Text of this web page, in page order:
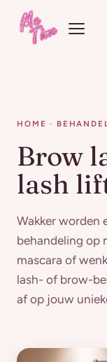
HOME ·
Brow
lash
Wakker worden
behandeling op
mascara of
lash- of brow-
af op jouw